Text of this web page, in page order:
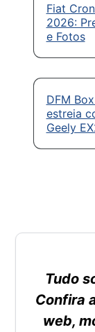
Fiat
2026:
e Fotos
DFM
estreia
Geely
Tudo
Confira
web,